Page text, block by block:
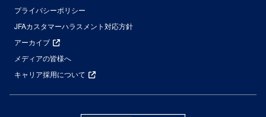
プライバシーポリシー
JFAカスタマーハラスメント対応方針
アーカイブ
メディアの皆様へ
キャリア採用について